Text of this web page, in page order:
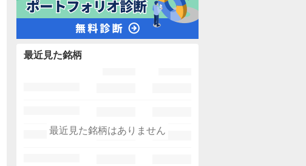
最近見た銘柄
最近見た銘柄はありません